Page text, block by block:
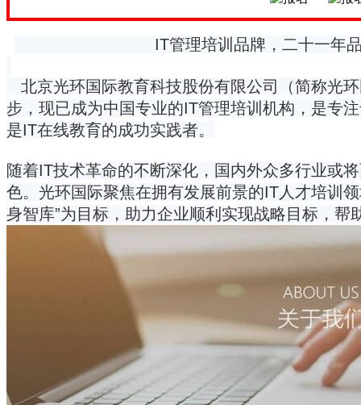
IT管理培训品牌，二十一年品
北京光环国际教育科技股份有限公司（简称光
步，现已成为中国专业的IT管理培训机构，是专
是IT在线教育的成功实践者。
随着IT技术革命的不断深化，国内外众多行业或
色。光环国际聚焦在拥有发展前景的IT人才培训
身智库”为目标，助力企业顺利实现战略目标，帮